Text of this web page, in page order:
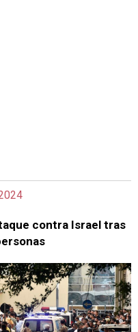
contra Israel tras